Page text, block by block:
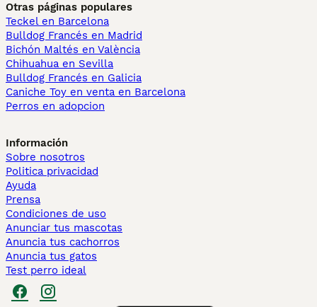
Otras páginas populares
Teckel en Barcelona
Bulldog Francés en Madrid
Bichón Maltés en València
Chihuahua en Sevilla
Bulldog Francés en Galicia
Caniche Toy en venta en Barcelona
Perros en adopcion
Información
Sobre nosotros
Politica privacidad
Ayuda
Prensa
Condiciones de uso
Anunciar tus mascotas
Anuncia tus cachorros
Anuncia tus gatos
Test perro ideal